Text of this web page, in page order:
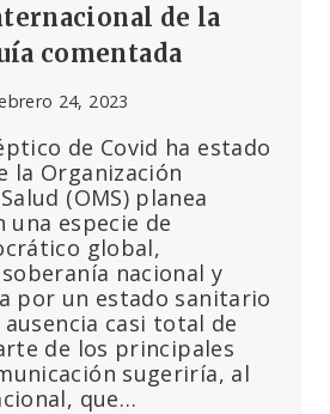
de la
comentada
24, 2023
de Covid ha estado
la Organización
(OMS) planea
una especie de
global,
nacional y
por un estado sanitario
casi total de
de los principales
sugeriría, al
que…